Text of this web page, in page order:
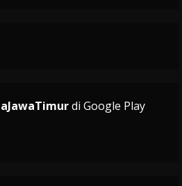
di Google Play